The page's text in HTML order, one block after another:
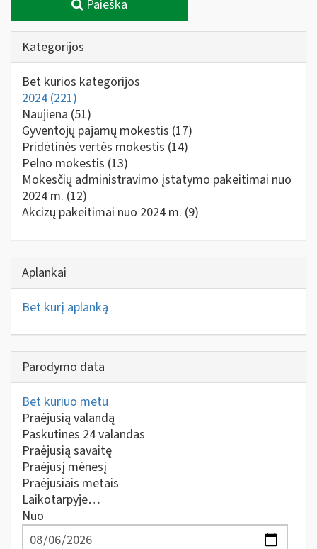
Paieška
Kategorijos
Bet kurios kategorijos
2024 (221)
Naujiena (51)
Gyventojų pajamų mokestis (17)
Pridėtinės vertės mokestis (14)
Pelno mokestis (13)
Mokesčių administravimo įstatymo pakeitimai nuo
2024 m. (12)
Akcizų pakeitimai nuo 2024 m. (9)
Aplankai
Bet kurį aplanką
Parodymo data
Bet kuriuo metu
Praėjusią valandą
Paskutines 24 valandas
Praėjusią savaitę
Praėjusį mėnesį
Praėjusiais metais
Laikotarpyje…
Nuo